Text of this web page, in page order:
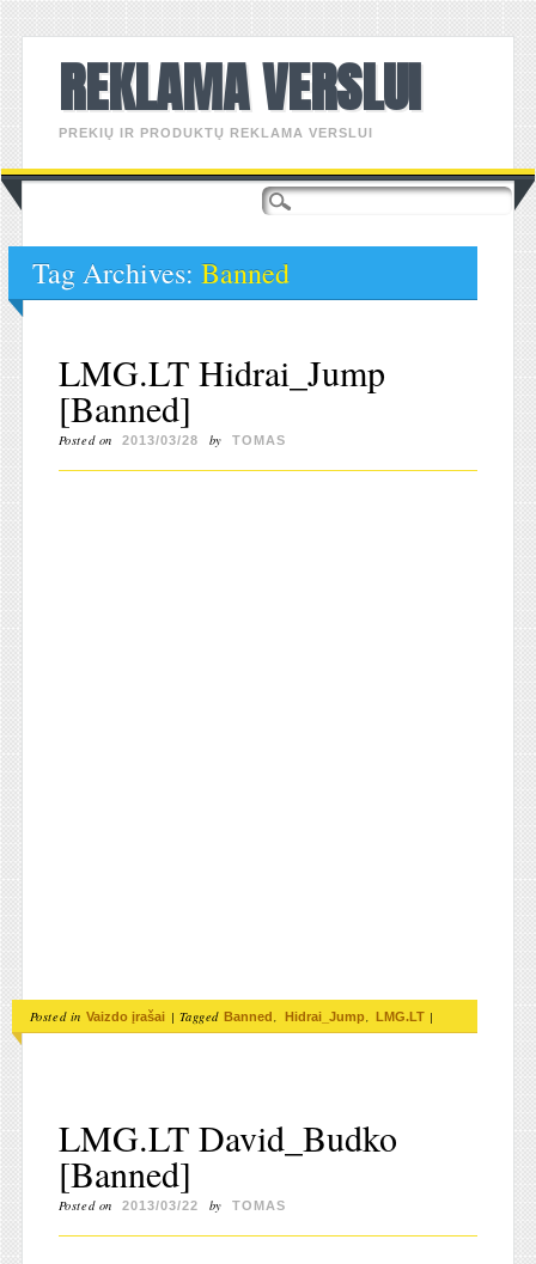
REKLAMA VERSLUI
PREKIŲ IR PRODUKTŲ REKLAMA VERSLUI
Main menu
Skip
to
Tag Archives: Banned
LMG.LT Hidrai_Jump
[Banned]
Posted on 2013/03/28 by TOMAS
Posted in Vaizdo įrašai | Tagged Banned , Hidrai_Jump, LMG.LT |
LMG.LT David_Budko
[Banned]
Posted on 2013/03/22 by TOMAS